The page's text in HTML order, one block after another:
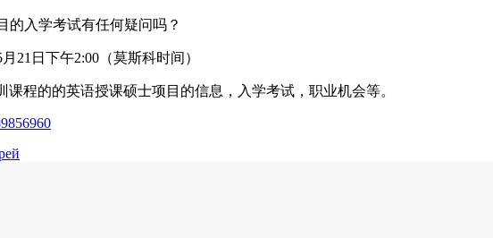
的入学考试有任何疑问吗？
月 21 日下午2:00 （莫斯科时间）
课程的的英语授课硕士项目的信息，入学考试，职业机会等。